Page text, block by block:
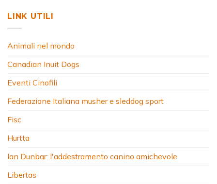
LINK UTILI
Animali nel mondo
Canadian Inuit Dogs
Eventi Cinofili
Federazione Italiana musher e sleddog sport
Fisc
Hurtta
Ian Dunbar: l'addestramento canino amichevole
Libertas